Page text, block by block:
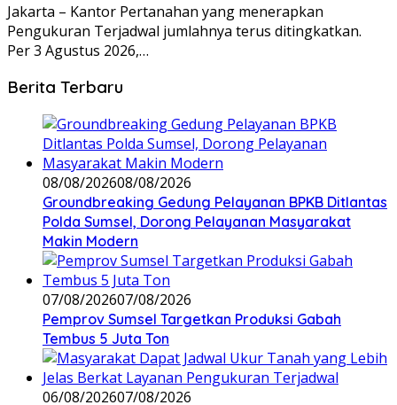
Jakarta – Kantor Pertanahan yang menerapkan
Pengukuran Terjadwal jumlahnya terus ditingkatkan.
Per 3 Agustus 2026,…
Berita Terbaru
08/08/202608/08/2026
Groundbreaking Gedung Pelayanan BPKB Ditlantas
Polda Sumsel, Dorong Pelayanan Masyarakat
Makin Modern
07/08/202607/08/2026
Pemprov Sumsel Targetkan Produksi Gabah
Tembus 5 Juta Ton
06/08/202607/08/2026